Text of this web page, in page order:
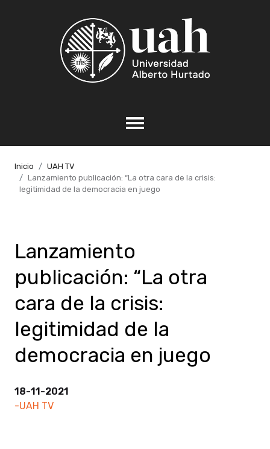
Inicio
UAH TV
Lanzamiento publicación: “La otra cara de la crisis:
legitimidad de la democracia en juego
Lanzamiento
publicación: “La otra
cara de la crisis:
legitimidad de la
democracia en juego
18-11-2021
-UAH TV